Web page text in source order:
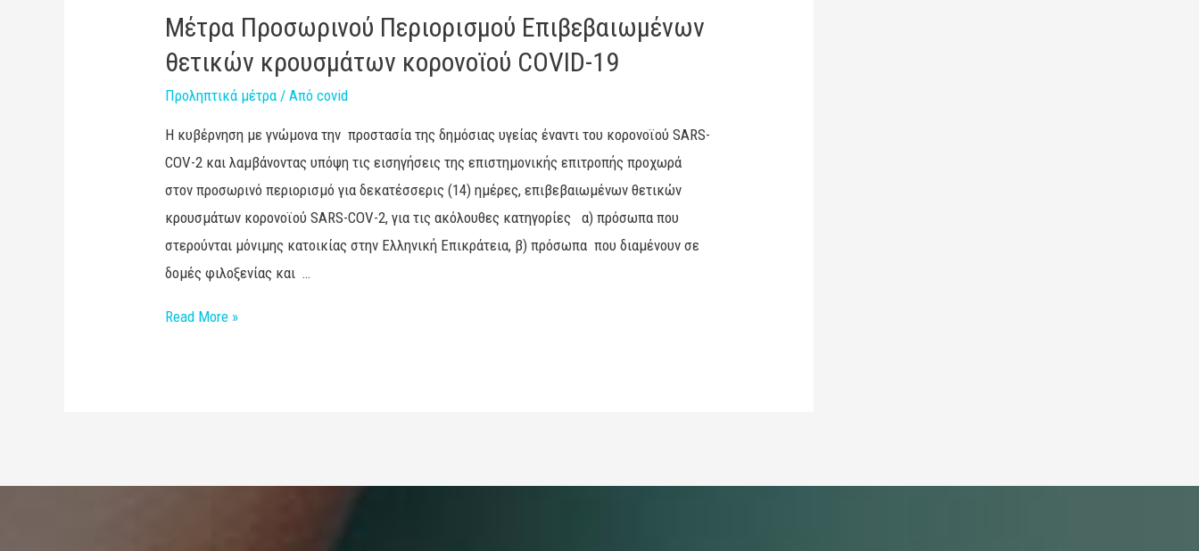
Μέτρα Προσωρινού Περιορισμού Επιβεβαιωμένων
θετικών κρουσμάτων κορονοϊού COVID-19
Προληπτικά μέτρα / Απόcovid
Η κυβέρνηση με γνώμονα την προστασία της δημόσιας υγείας έναντι του κορονοϊού SARS-
COV-2 και λαμβάνοντας υπόψη τις εισηγήσεις της επιστημονικής επιτροπής προχωρά
στον προσωρινό περιορισμό για δεκατέσσερις (14) ημέρες, επιβεβαιωμένων θετικών
κρουσμάτων κορονοϊού SARS-COV-2, για τις ακόλουθες κατηγορίες α) πρόσωπα που
στερούνται μόνιμης κατοικίας στην Ελληνική Επικράτεια, β) πρόσωπα που διαμένουν σε
δομές φιλοξενίας και …
Read More »